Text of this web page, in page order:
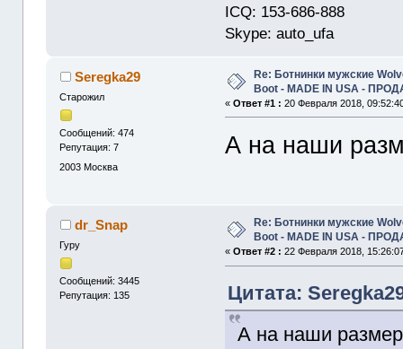
ICQ: 153-686-888
Skype: auto_ufa
Seregka29
Старожил
Сообщений: 474
Репутация: 7
2003 Москва
Re: Ботнинки мужские
Boot - MADE IN USA -
«Ответ #1 : 20 Февраля 2018,
А на наши
dr_Snap
Гуру
Сообщений: 3445
Репутация: 135
Re: Ботнинки мужские
Boot - MADE IN USA -
«Ответ #2 : 22 Февраля 2018,
Цитата:
А на наши